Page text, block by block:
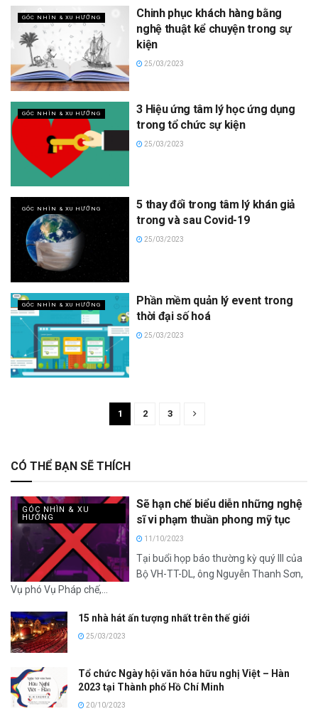
GÓC NHÌN & XU HƯỚNG
Chinh phục khách hàng bằng
nghệ thuật kể chuyện trong sự
kiện
25/03/2023
GÓC NHÌN & XU HƯỚNG
3 Hiệu ứng tâm lý học ứng dụng
trong tổ chức sự kiện
25/03/2023
GÓC NHÌN & XU HƯỚNG
5 thay đổi trong tâm lý khán giả
trong và sau Covid-19
25/03/2023
GÓC NHÌN & XU HƯỚNG
Phần mềm quản lý event trong
thời đại số hoá
25/03/2023
1 2 3
CÓ THỂ BẠN SẼ THÍCH
GÓC NHÌN & XU
HƯỚNG
Sẽ hạn chế biểu diễn những nghệ
sĩ vi phạm thuần phong mỹ tục
11/10/2023
Tại buổi họp báo thường kỳ quý III của
Bộ VH-TT-DL, ông Nguyễn Thanh Sơn,
Vụ phó Vụ Pháp chế,...
15 nhà hát ấn tượng nhất trên thế giới
25/03/2023
Tổ chức Ngày hội văn hóa hữu nghị Việt – Hàn
2023 tại Thành phố Hồ Chí Minh
20/10/2023